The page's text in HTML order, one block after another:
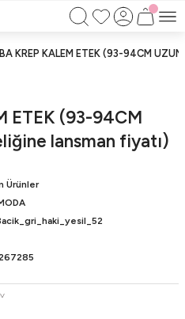
KARGO BEDAVA!!
KREP KALEM ETEK (93-94CM
ETEK (93-94CM
lansman fiyatı)
Ürünler